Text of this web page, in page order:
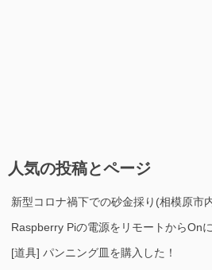
人気の投稿とページ
新型コロナ禍下での砂金採り(相模原市
Raspberry Piの電源をリモートからOn
[道具] パンニング皿を購入した！